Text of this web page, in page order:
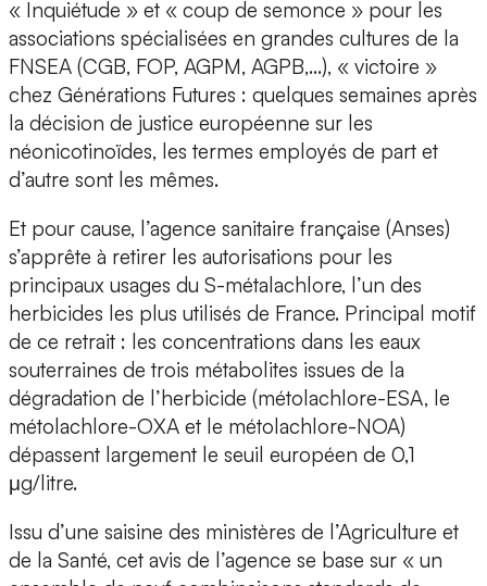
« Inquiétude » et « coup de semonce » pour les
associations spécialisées en grandes cultures de la
FNSEA (CGB, FOP, AGPM, AGPB,…), « victoire »
chez Générations Futures : quelques semaines après
la décision de justice européenne sur les
néonicotinoïdes, les termes employés de part et
d’autre sont les mêmes.
Et pour cause, l’agence sanitaire française (Anses)
s’apprête à retirer les autorisations pour les
principaux usages du S-métalachlore, l’un des
herbicides les plus utilisés de France. Principal motif
de ce retrait : les concentrations dans les eaux
souterraines de trois métabolites issues de la
dégradation de l’herbicide (métolachlore-ESA, le
métolachlore-OXA et le métolachlore-NOA)
dépassent largement le seuil européen de 0,1
μg/litre.
Issu d’une saisine des ministères de l’Agriculture et
de la Santé, cet avis de l’agence se base sur « un